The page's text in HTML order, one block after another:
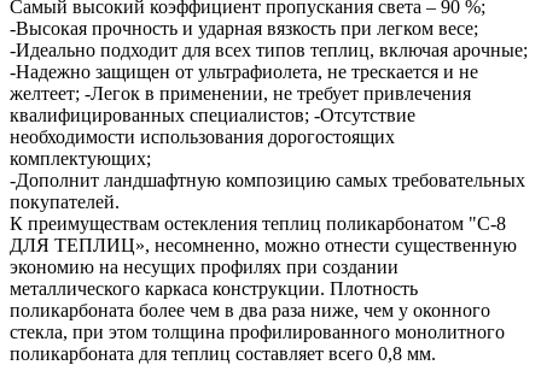
Самый высокий коэффициент пропускания света – 90 %;
-Высокая прочность и ударная вязкость при легком весе;
-Идеально подходит для всех типов теплиц, включая арочные;
-Надежно защищен от ультрафиолета, не трескается и не
желтеет; -Легок в применении, не требует привлечения
квалифицированных специалистов; -Отсутствие
необходимости использования дорогостоящих
комплектующих;
-Дополнит ландшафтную композицию самых требовательных
покупателей.
К преимуществам остекления теплиц поликарбонатом "С-8
ДЛЯ ТЕПЛИЦ», несомненно, можно отнести существенную
экономию на несущих профилях при создании
металлического каркаса конструкции. Плотность
поликарбоната более чем в два раза ниже, чем у оконного
стекла, при этом толщина профилированного монолитного
поликарбоната для теплиц составляет всего 0,8 мм.